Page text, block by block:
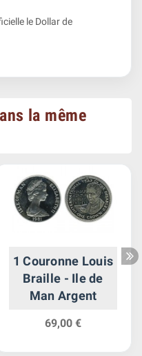
le Dollar de
la même
1 Couronne Louis
Braille - Ile de
Man Argent
69,00 €